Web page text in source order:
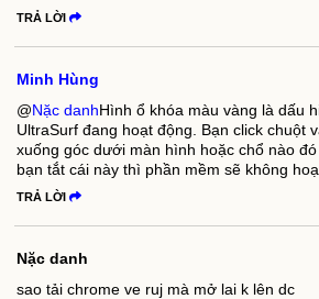
TRẢ LỜI
Minh Hùng
@Nặc danhHình ổ khóa màu vàng là dấu
UltraSurf đang hoạt động. Bạn click chuột
xuống góc dưới màn hình hoặc chổ nào
bạn tắt cái này thì phần mềm sẽ không
TRẢ LỜI
Nặc danh
sao tải chrome ve ruj mà mở lai k lên dc